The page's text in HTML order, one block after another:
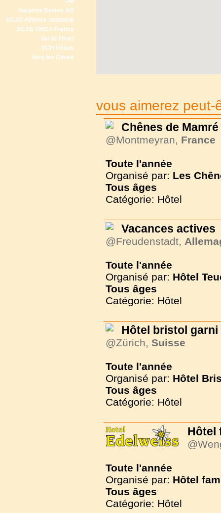
Surprise Reisen AG
UCJG Alliance nationale
UCJG-YMCA France
Val de l'Hort
VCH Hôtels
Vers les Cimes
vous aimerez peut-
Chênes de Mamré
@Montmeyran, France
Toute l'année
Organisé par: Les
Tous âges
Catégorie: Hôtel
Vacances actives
@Freudenstadt,
Toute l'année
Organisé par: Hôtel
Tous âges
Catégorie: Hôtel
Hôtel bristol garni
@Zürich, Suisse
Toute l'année
Organisé par: Hôtel
Tous âges
Catégorie: Hôtel
Hôtel
Toute l'année
Organisé par: Hôtel
Tous âges
Catégorie: Hôtel